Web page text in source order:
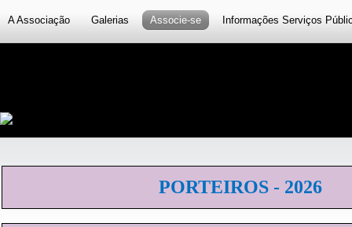
A Associação Galerias Associe-se Informações Serviços
PORTEIROS - 2026